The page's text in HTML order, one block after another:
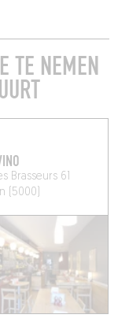
TE NEMEN
Brasseurs 61
(5000)